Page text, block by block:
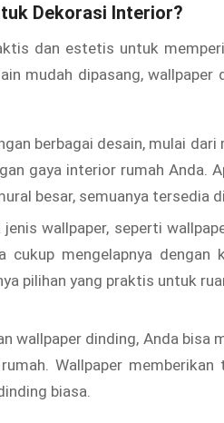
Dekorasi Interior?
dan estetis untuk
mudah dipasang, wallpaper
berbagai desain, mulai
gaya interior rumah Anda.
besar, semuanya tersedia
jenis wallpaper, seperti
mengelapnya dengan
pilihan yang praktis untuk
wallpaper dinding, Anda bisa
Wallpaper memberikan
biasa.